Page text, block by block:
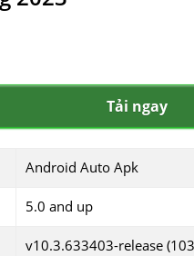
Tải ngay
Android Auto Apk
5.0 and up
v10.3.633403-release